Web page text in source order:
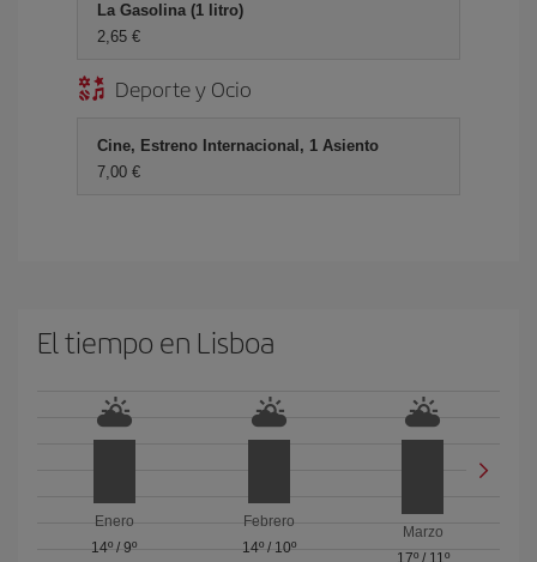
La Gasolina (1 litro)
2,65 €
Deporte y Ocio
Cine, Estreno Internacional, 1 Asiento
7,00 €
El tiempo en Lisboa
Enero
14º /9º
Febrero
14º/ 10º
Marzo
17º/ 11º